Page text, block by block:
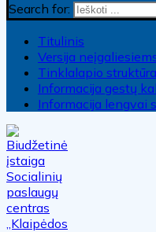
Search for:
Titulinis
Versija
Tinklalapio struktūra
Informacija gestų
Informacija lengvai